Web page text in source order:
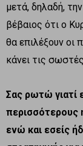
μετά, δηλαδή,
βέβαιος ότι ο
θα επιλέξουν οι
κάνει τις
Σας ρωτώ γιατί
περισσότερους
ενώ και εσείς